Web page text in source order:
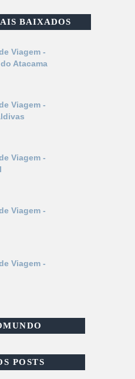
BAIXADOS
Viagem -
Atacama
Viagem -
Viagem -
Viagem -
Viagem -
POSTS